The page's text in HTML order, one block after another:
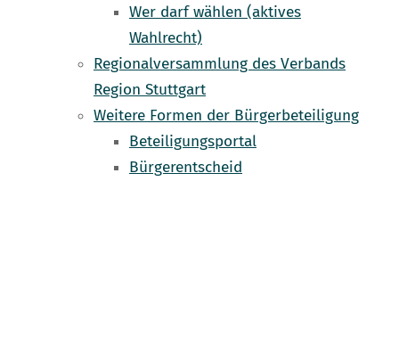
Wer darf wählen (aktives
Wahlrecht)
Regionalversammlung des Verbands
Region Stuttgart
Weitere Formen der Bürgerbeteiligung
Beteiligungsportal
Bürgerentscheid